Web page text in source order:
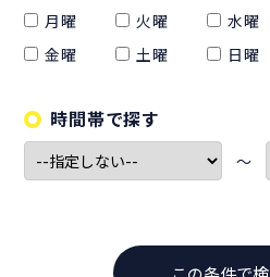
月曜 火曜 水曜
金曜
土曜 日曜
時間帯で探す
〜